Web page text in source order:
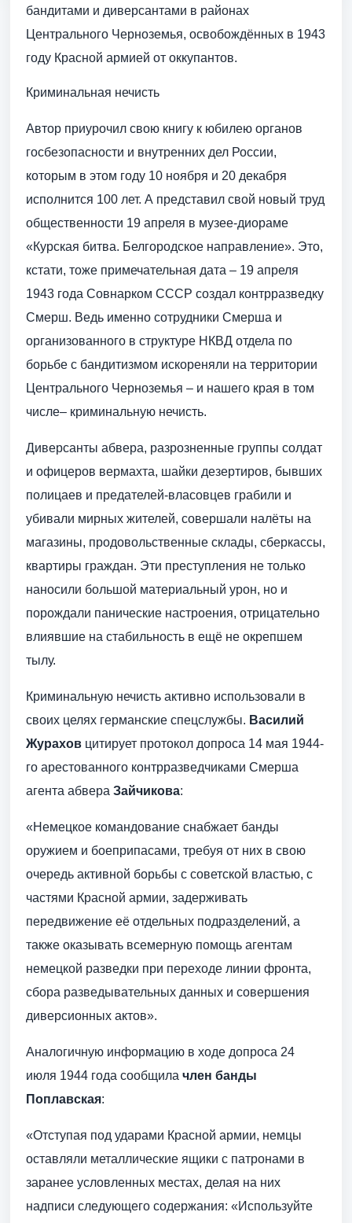
бандитами и диверсантами в районах
Центрального Черноземья, освобождённых в 1943
году Красной армией от оккупантов.
Криминальная нечисть
Автор приурочил свою книгу к юбилею органов
госбезопасности и внутренних дел России,
которым в этом году 10 ноября и 20 декабря
исполнится 100 лет. А представил свой новый труд
общественности 19 апреля в музее-диораме
«Курская битва. Белгородское направление». Это,
кстати, тоже примечательная дата – 19 апреля
1943 года Совнарком СССР создал контрразведку
Смерш. Ведь именно сотрудники Смерша и
организованного в структуре НКВД отдела по
борьбе с бандитизмом искореняли на территории
Центрального Черноземья – и нашего края в том
числе– криминальную нечисть.
Диверсанты абвера, разрозненные группы солдат
и офицеров вермахта, шайки дезертиров, бывших
полицаев и предателей-власовцев грабили и
убивали мирных жителей, совершали налёты на
магазины, продовольственные склады, сберкассы,
квартиры граждан. Эти преступления не только
наносили большой материальный урон, но и
порождали панические настроения, отрицательно
влиявшие на стабильность в ещё не окрепшем
тылу.
Криминальную нечисть активно использовали в
своих целях германские спецслужбы. Василий
Журахов цитирует протокол допроса 14 мая 1944-
го арестованного контрразведчиками Смерша
агента абвера Зайчикова:
«Немецкое командование снабжает банды
оружием и боеприпасами, требуя от них в свою
очередь активной борьбы с советской властью, с
частями Красной армии, задерживать
передвижение её отдельных подразделений, а
также оказывать всемерную помощь агентам
немецкой разведки при переходе линии фронта,
сбора разведывательных данных и совершения
диверсионных актов».
Аналогичную информацию в ходе допроса 24
июля 1944 года сообщила член банды
Поплавская:
«Отступая под ударами Красной армии, немцы
оставляли металлические ящики с патронами в
заранее условленных местах, делая на них
надписи следующего содержания: «Используйте